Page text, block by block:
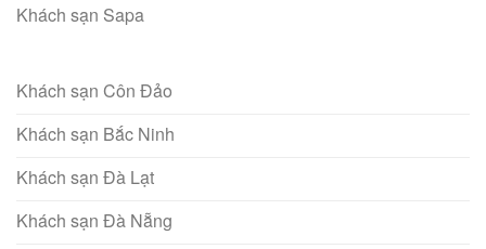
Khách sạn Sapa
Khách sạn Côn Đảo
Khách sạn Bắc Ninh
Khách sạn Đà Lạt
Khách sạn Đà Nẵng